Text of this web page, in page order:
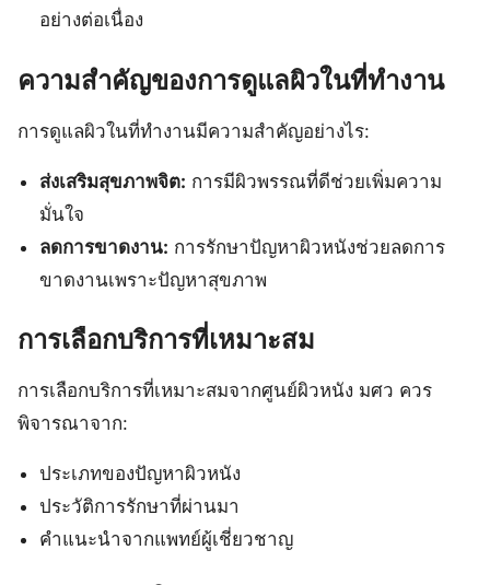
อย่างต่อเนื่อง
ความสำคัญของการดูแลผิวในที่ทำงาน
การดูแลผิวในที่ทำงานมีความสำคัญอย่างไร:
ส่งเสริมสุขภาพจิต: การมีผิวพรรณที่ดีช่วยเพิ่มความ
มั่นใจ
ลดการขาดงาน: การรักษาปัญหาผิวหนังช่วยลดการ
ขาดงานเพราะปัญหาสุขภาพ
การเลือกบริการที่เหมาะสม
การเลือกบริการที่เหมาะสมจากศูนย์ผิวหนัง มศว ควร
พิจารณาจาก:
ประเภทของปัญหาผิวหนัง
ประวัติการรักษาที่ผ่านมา
คำแนะนำจากแพทย์ผู้เชี่ยวชาญ